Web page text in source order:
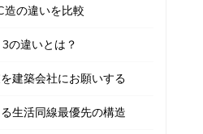
造の違いを比較
の違いとは？
建築会社にお願いする
生活同線最優先の構造